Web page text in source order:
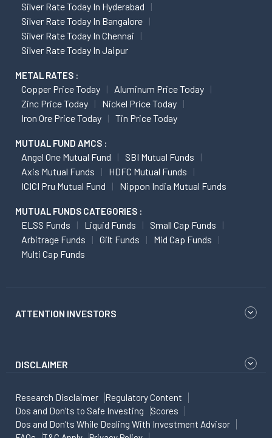
Silver Rate Today In Hyderabad
Silver Rate Today In Bangalore
Silver Rate Today In Chennai
Silver Rate Today In Jaipur
METAL RATES :
Copper Price Today
Aluminum Price Today
Zinc Price Today
Nickel Price Today
Iron Ore Price Today
Tin Price Today
MUTUAL FUND AMCS :
Angel One Mutual Fund
SBI Mutual Funds
Axis Mutual Funds
HDFC Mutual Funds
ICICI Pru Mutual Fund
Nippon India Mutual Funds
MUTUAL FUNDS CATEGORIES :
ELSS Funds Liquid Funds
Small Cap Funds
Arbitrage Funds
Gilt Funds
Mid Cap Funds
Multi Cap Funds
ATTENTION INVESTORS
DISCLAIMER
Research Disclaimer
Regulatory Content
Dos and Don'ts to Safe Investing
Scores
Dos and Don'ts While Dealing With Investment Advisor